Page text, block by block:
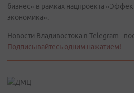
бизнес» в рамках нацпроекта
экономика».
Новости Владивостока в Telegram -
Подписывайтесь одним нажатием!